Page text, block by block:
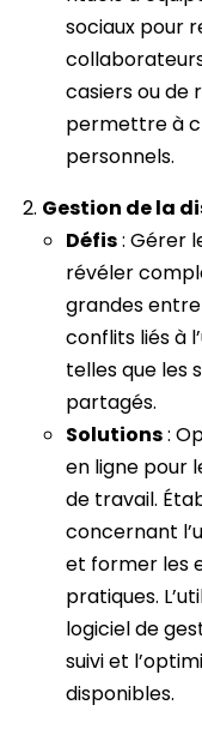
sociaux pour
casiers ou de
permettre à
personnels.
Gestion de la
Défis: Gérer
révéler
grandes
conflits liés à
telles que les
partagés.
Solutions:
en ligne pour
de travail.
concernant
et former les
pratiques.
logiciel de
suivi et
disponibles.